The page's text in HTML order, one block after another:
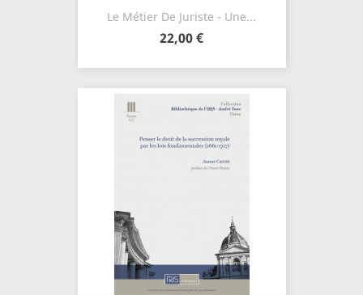
Le Métier De Juriste - Une...
22,00 €